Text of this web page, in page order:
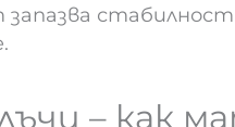
– как